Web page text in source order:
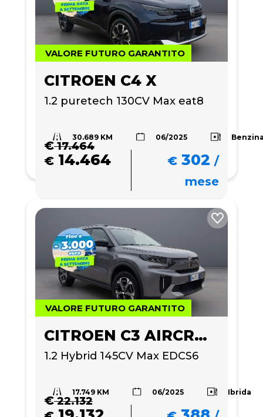
VALORE FUTURO GARANTITO
CITROEN C4 X
1.2 puretech 130CV Max eat8
30.689 KM 06/2025
€17.464
€ 14.464 € 302 /
mese
VALORE FUTURO GARANTITO
CITROEN C3 AIRCROSS
1.2 Hybrid 145CV Max EDCS6
17.749 KM 06/2025 Ibrida
€22.132